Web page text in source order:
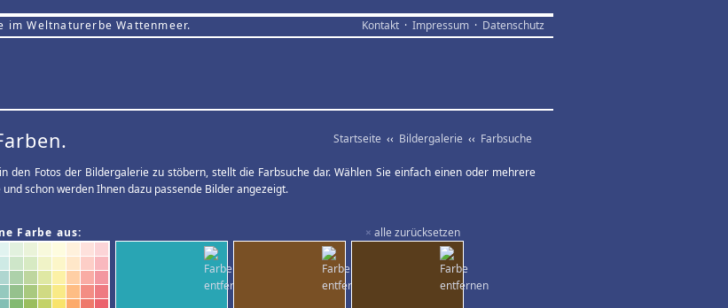
im Weltnaturerbe Wattenmeer. Kontakt · Impressum · Datenschutz
Startseite ‹‹ Bildergalerie ‹‹ Farbsuche
den Fotos der Bildergalerie zu stöbern, stellt die Farbsuche dar. Wählen Sie einfach einen oder mehrere
schon werden Ihnen dazu passende Bilder angezeigt.
× alle zurücksetzen
Farbe aus: